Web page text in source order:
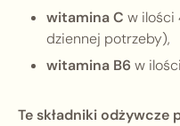
witamina C w ilości
dziennej potrzeby),
witamina B6 w
Te składniki odżywcze